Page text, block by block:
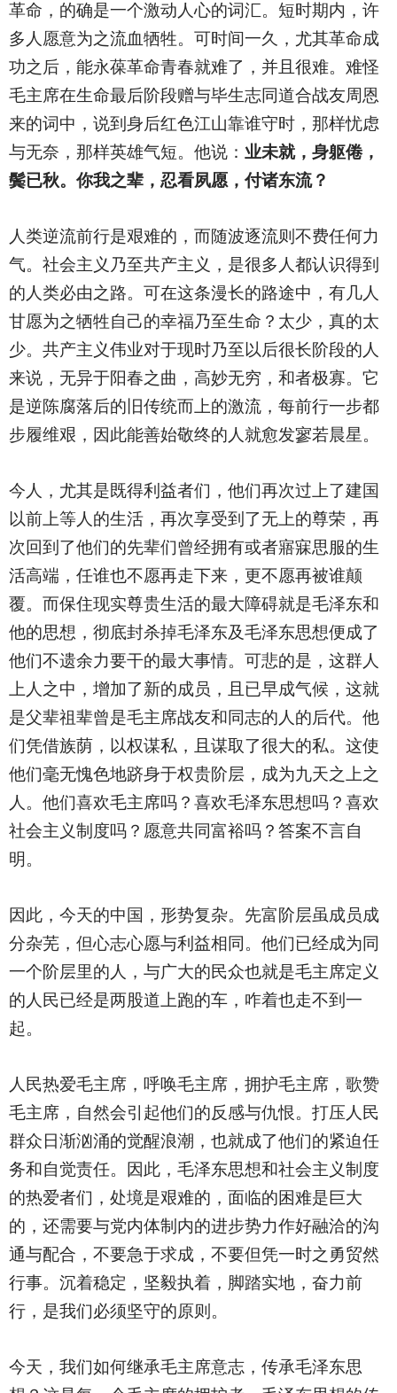
革命，的确是一个激动人心的词汇。短时期内，许
多人愿意为之流血牺牲。可时间一久，尤其革命成
功之后，能永葆革命青春就难了，并且很难。难怪
毛主席在生命最后阶段赠与毕生志同道合战友周恩
来的词中，说到身后红色江山靠谁守时，那样忧虑
与无奈，那样英雄气短。他说： 业未就，身躯倦，
鬓已秋。你我之辈，忍看夙愿，付诸东流？
人类逆流前行是艰难的，而随波逐流则不费任何力
气。社会主义乃至共产主义，是很多人都认识得到
的人类必由之路。可在这条漫长的路途中，有几人
甘愿为之牺牲自己的幸福乃至生命？太少，真的太
少。共产主义伟业对于现时乃至以后很长阶段的人
来说，无异于阳春之曲，高妙无穷，和者极寡。它
是逆陈腐落后的旧传统而上的激流，每前行一步都
步履维艰，因此能善始敬终的人就愈发寥若晨星。
今人，尤其是既得利益者们，他们再次过上了建国
以前上等人的生活，再次享受到了无上的尊荣，再
次回到了他们的先辈们曾经拥有或者寤寐思服的生
活高端，任谁也不愿再走下来，更不愿再被谁颠
覆。而保住现实尊贵生活的最大障碍就是毛泽东和
他的思想，彻底封杀掉毛泽东及毛泽东思想便成了
他们不遗余力要干的最大事情。可悲的是，这群人
上人之中，增加了新的成员，且已早成气候，这就
是父辈祖辈曾是毛主席战友和同志的人的后代。他
们凭借族荫，以权谋私，且谋取了很大的私。这使
他们毫无愧色地跻身于权贵阶层，成为九天之上之
人。他们喜欢毛主席吗？喜欢毛泽东思想吗？喜欢
社会主义制度吗？愿意共同富裕吗？答案不言自
明。
因此，今天的中国，形势复杂。先富阶层虽成员成
分杂芜，但心志心愿与利益相同。他们已经成为同
一个阶层里的人，与广大的民众也就是毛主席定义
的人民已经是两股道上跑的车，咋着也走不到一
起。
人民热爱毛主席，呼唤毛主席，拥护毛主席，歌赞
毛主席，自然会引起他们的反感与仇恨。打压人民
群众日渐汹涌的觉醒浪潮，也就成了他们的紧迫任
务和自觉责任。因此，毛泽东思想和社会主义制度
的热爱者们，处境是艰难的，面临的困难是巨大
的，还需要与党内体制内的进步势力作好融洽的沟
通与配合，不要急于求成，不要但凭一时之勇贸然
行事。沉着稳定，坚毅执着，脚踏实地，奋力前
行，是我们必须坚守的原则。
今天，我们如何继承毛主席意志，传承毛泽东思